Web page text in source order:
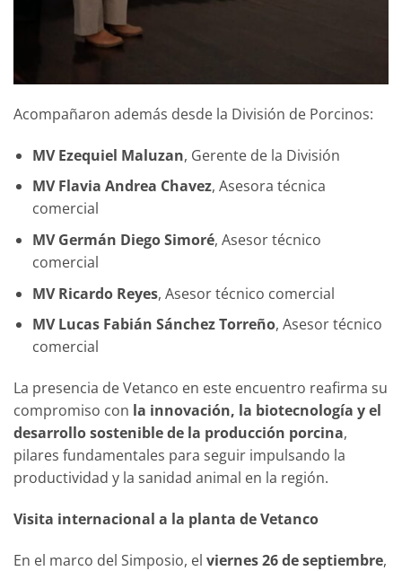
Acompañaron además desde la División de Porcinos:
MV Ezequiel Maluzan, Gerente de la División
MV Flavia Andrea Chavez, Asesora técnica
comercial
MV Germán Diego Simoré, Asesor técnico
comercial
MV Ricardo Reyes, Asesor técnico comercial
MV Lucas Fabián Sánchez Torreño, Asesor técnico
comercial
La presencia de Vetanco en este encuentro reafirma su
compromiso con la innovación, la biotecnología y el
desarrollo sostenible de la producción porcina,
pilares fundamentales para seguir impulsando la
productividad y la sanidad animal en la región.
Visita internacional a la planta de Vetanco
En el marco del Simposio, el viernes 26 de septiembre,